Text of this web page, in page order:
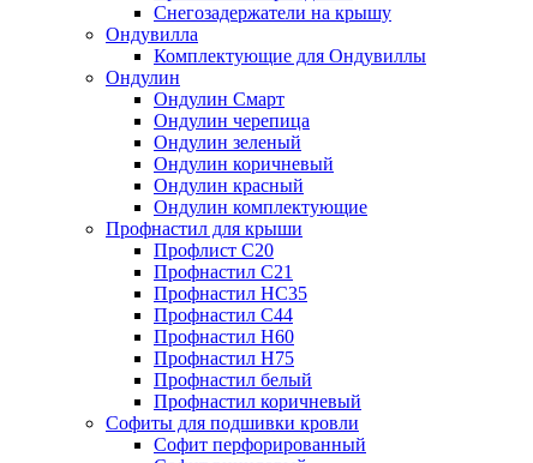
Снегозадержатели на крышу
Ондувилла
Комплектующие для Ондувиллы
Ондулин
Ондулин Смарт
Ондулин черепица
Ондулин зеленый
Ондулин коричневый
Ондулин красный
Ондулин комплектующие
Профнастил для крыши
Профлист С20
Профнастил С21
Профнастил НС35
Профнастил С44
Профнастил Н60
Профнастил Н75
Профнастил белый
Профнастил коричневый
Софиты для подшивки кровли
Cофит перфорированный